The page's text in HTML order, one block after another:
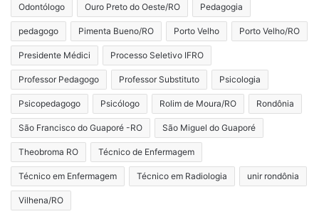
Odontólogo Ouro Preto do Oeste/RO Pedagogia
pedagogo Pimenta Bueno/RO Porto Velho Porto Velho/RO
Presidente Médici Processo Seletivo IFRO
Professor Pedagogo Professor Substituto Psicologia
Psicopedagogo Psicólogo Rolim de Moura/RO Rondônia
São Francisco do Guaporé -RO São Miguel do Guaporé
Theobroma RO Técnico de Enfermagem
Técnico em Enfermagem Técnico em Radiologia unir rondônia
Vilhena/RO